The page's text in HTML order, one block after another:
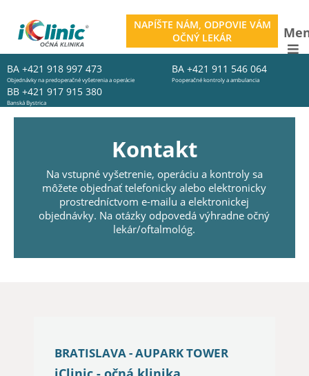
NAPÍŠTE NÁM, ODPOVIE VÁM
OČNÝ LEKÁR
BA +421 918 997 473
Objednávky na predoperačné vyšetrenia a operácie
BA +421 911 546 064
Pooperačné kontroly a ambulancia
BB +421 917 915 380
Banská Bystrica
Kontakt
Na vstupné vyšetrenie, operáciu a kontroly sa
môžete objednať telefonicky alebo elektronicky
prostredníctvom e-mailu a elektronickej
objednávky. Na otázky odpovedá výhradne očný
lekár/oftalmológ.
BRATISLAVA - AUPARK TOWER